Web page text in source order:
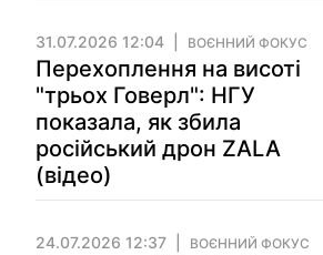
31.07.2026 12:04 ВОЄННИЙ ФОКУС
Перехоплення на висоті
"трьох Говерл": НГУ
показала, як збила
російський дрон ZALA
(відео)
24.07.2026 12:37 ВОЄННИЙ ФОКУС